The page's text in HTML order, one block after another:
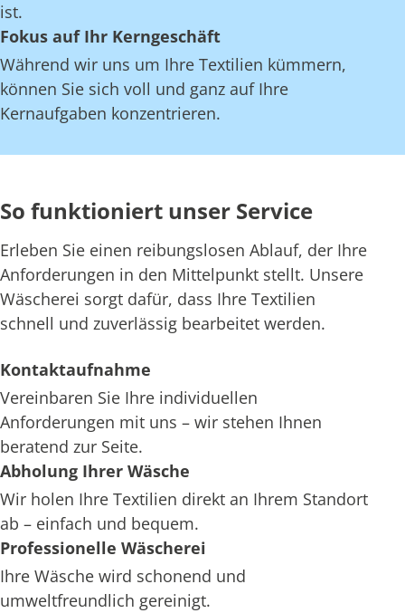
ist.
Fokus auf Ihr Kerngeschäft
Während wir uns um Ihre Textilien kümmern,
können Sie sich voll und ganz auf Ihre
Kernaufgaben konzentrieren.
So funktioniert unser Service
Erleben Sie einen reibungslosen Ablauf, der Ihre
Anforderungen in den Mittelpunkt stellt. Unsere
Wäscherei sorgt dafür, dass Ihre Textilien
schnell und zuverlässig bearbeitet werden.
Kontaktaufnahme
Vereinbaren Sie Ihre individuellen
Anforderungen mit uns – wir stehen Ihnen
beratend zur Seite.
Abholung Ihrer Wäsche
Wir holen Ihre Textilien direkt an Ihrem Standort
ab – einfach und bequem.
Professionelle Wäscherei
Ihre Wäsche wird schonend und
umweltfreundlich gereinigt.